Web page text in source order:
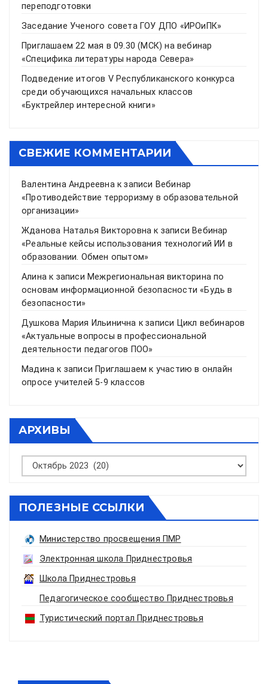
переподготовки
Заседание Ученого совета ГОУ ДПО «ИРОиПК»
Приглашаем 22 мая в 09.30 (МСК) на вебинар
«Специфика литературы народа Севера»
Подведение итогов V Республиканского конкурса
среди обучающихся начальных классов
«Буктрейлер интересной книги»
СВЕЖИЕ КОММЕНТАРИИ
Валентина Андреевнак записи Вебинар
«Противодействие терроризму в образовательной
организации»
Жданова Наталья Викторовна к записи Вебинар
«Реальные кейсы использования технологий ИИ в
образовании. Обмен опытом»
Алина к записи Межрегиональная викторина по
основам информационной безопасности «Будь в
безопасности»
Душкова Мария Ильинична к записи Цикл вебинаров
«Актуальные вопросы в профессиональной
деятельности педагогов ПОО»
Мадина к записи Приглашаем к участию в онлайн
опросе учителей 5-9 классов
АРХИВЫ
Архивы
ПОЛЕЗНЫЕ ССЫЛКИ
Министерство просвещения ПМР
Электронная школа Приднестровья
Школа Приднестровья
Педагогическое сообщество Приднестровья
Туристический портал Приднестровья